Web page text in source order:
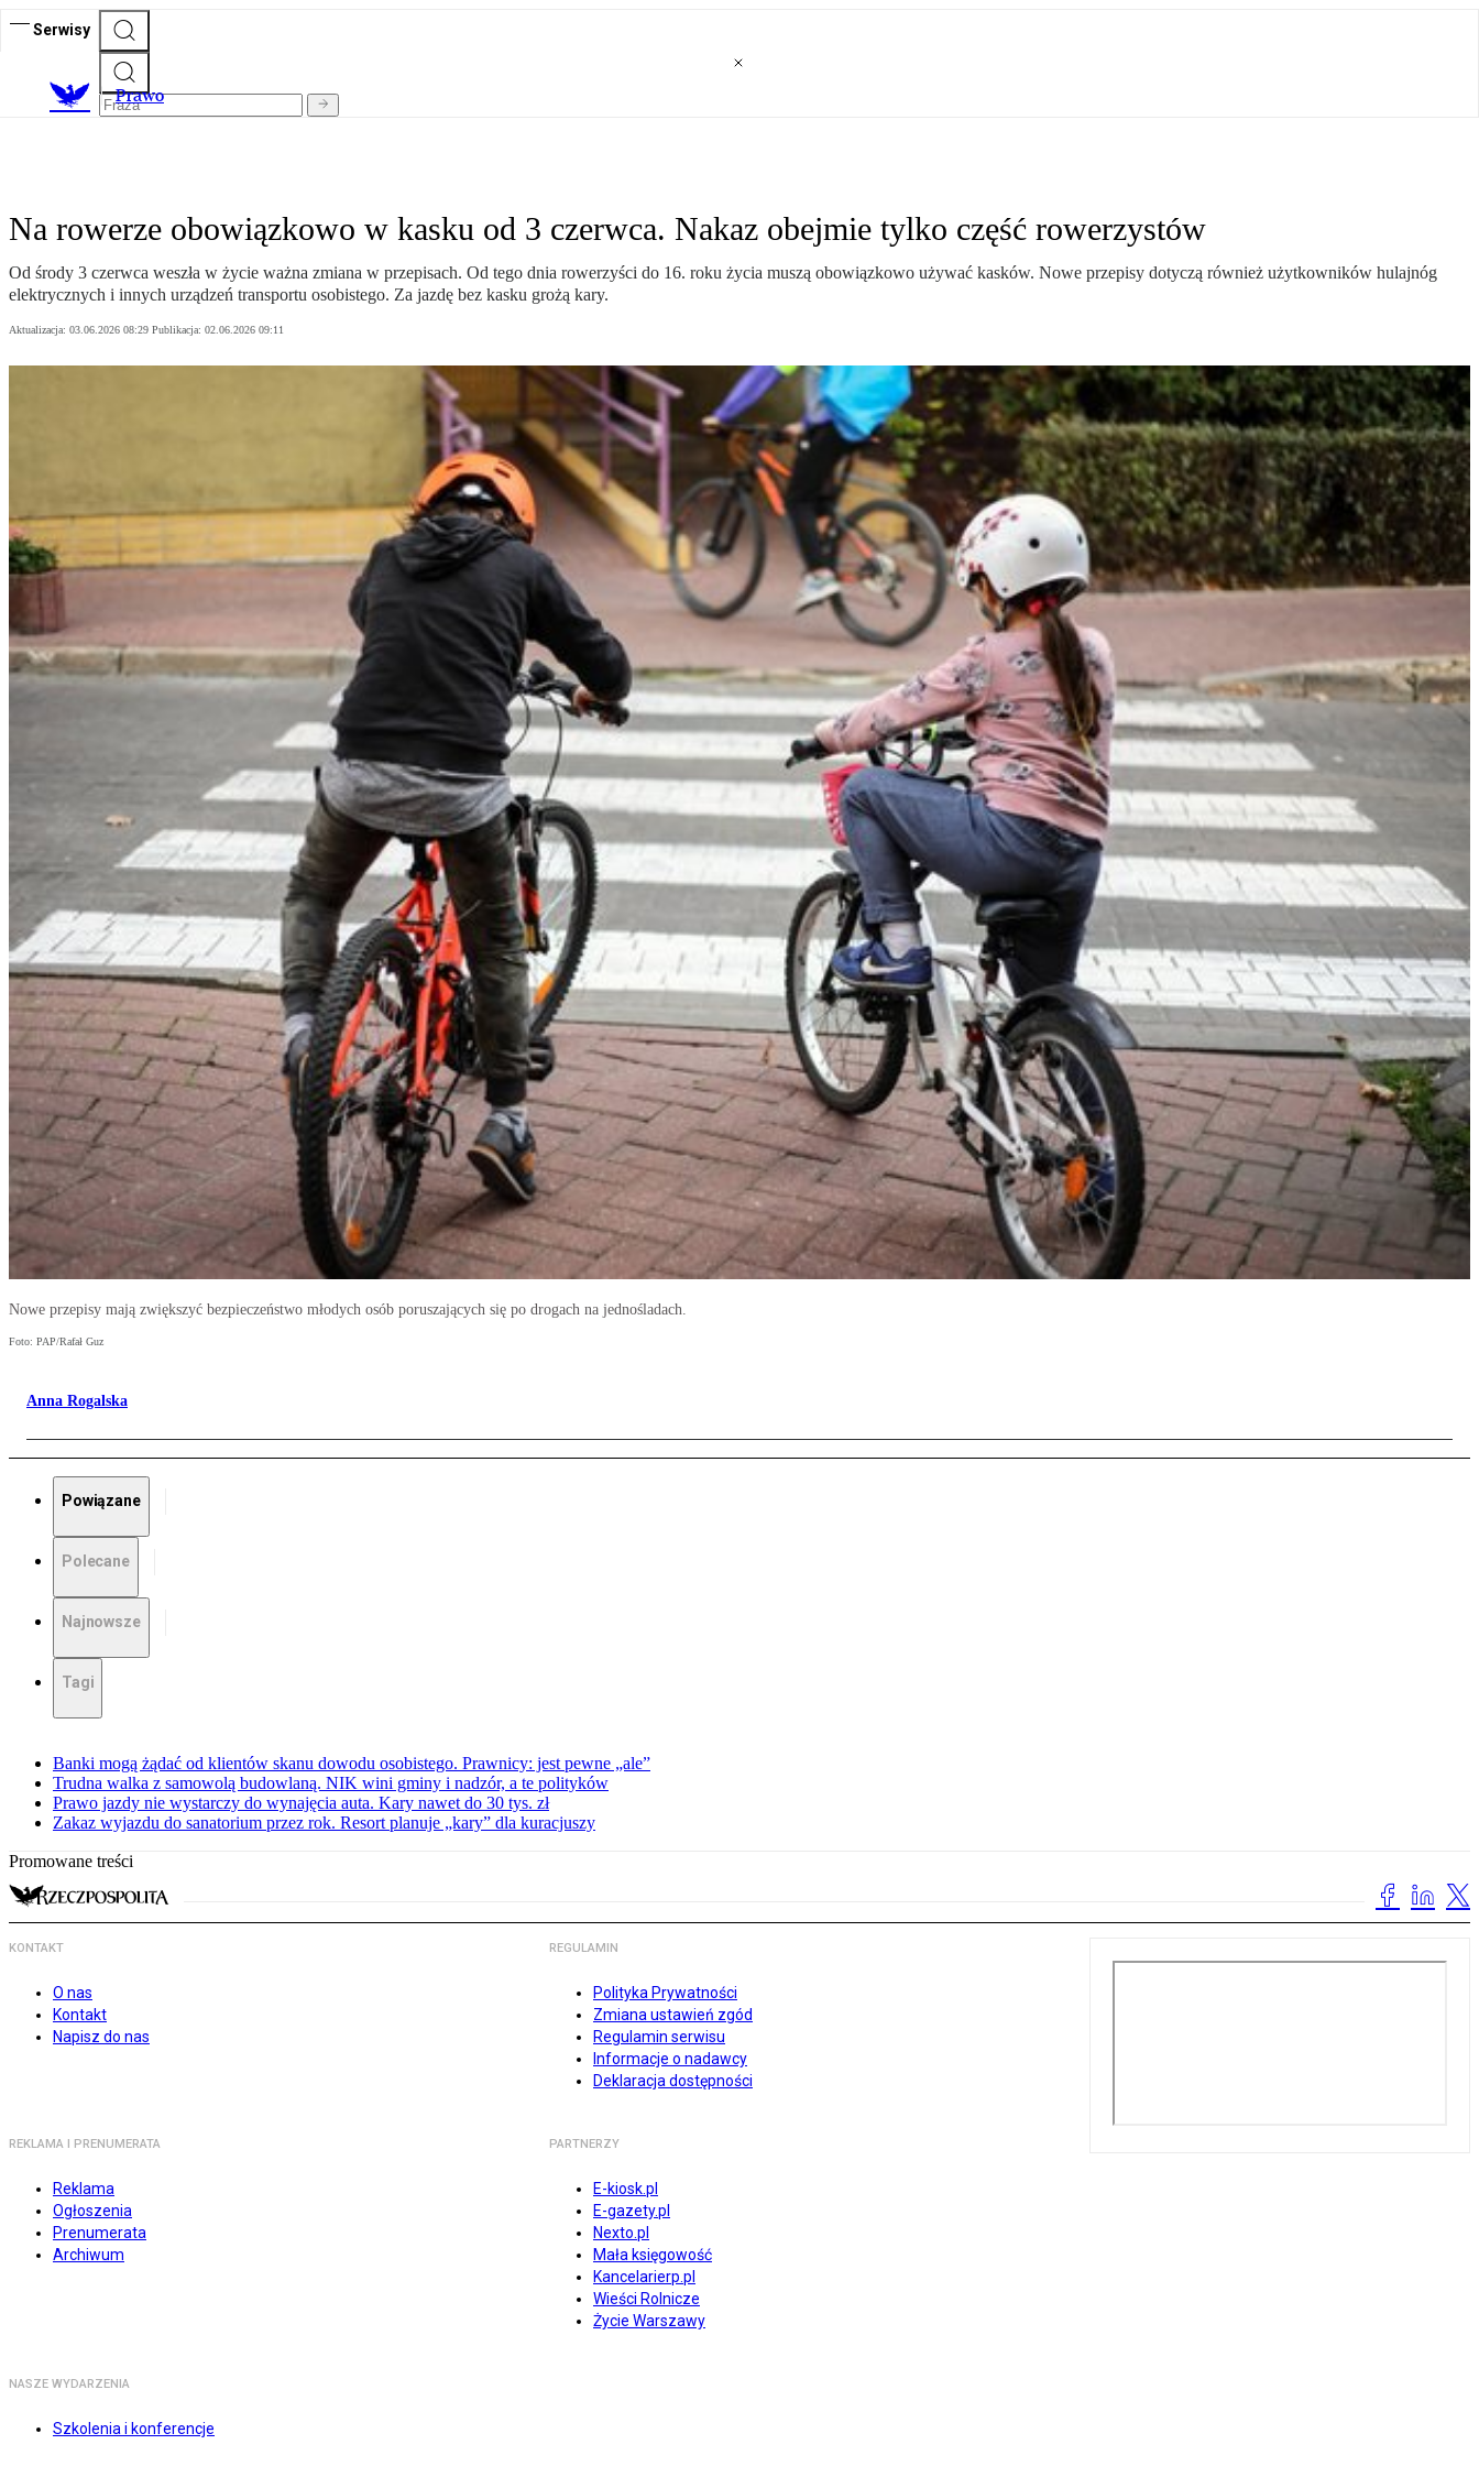
Serwisy
Prawo
Na rowerze obowiązkowo w kasku od 3 czerwca. Nakaz obejmie tylko część rowerzystów
Od środy 3 czerwca weszła w życie ważna zmiana w przepisach. Od tego dnia rowerzyści do 16. roku życia muszą obowiązkowo używać kasków. Nowe przepisy dotyczą również użytkowników hulajnóg
elektrycznych i innych urządzeń transportu osobistego. Za jazdę bez kasku grożą kary.
Aktualizacja: 03.06.2026 08:29 Publikacja: 02.06.2026 09:11
Nowe przepisy mają zwiększyć bezpieczeństwo młodych osób poruszających się po drogach na jednośladach.
Foto: PAP/Rafał Guz
Anna Rogalska
Powiązane
Polecane
Najnowsze
Tagi
Banki mogą żądać od klientów skanu dowodu osobistego. Prawnicy: jest pewne „ale”
Trudna walka z samowolą budowlaną. NIK wini gminy i nadzór, a te polityków
Prawo jazdy nie wystarczy do wynajęcia auta. Kary nawet do 30 tys. zł
Zakaz wyjazdu do sanatorium przez rok. Resort planuje „kary” dla kuracjuszy
Promowane treści
KONTAKT
O nas
Kontakt
Napisz do nas
REGULAMIN
Polityka Prywatności
Zmiana ustawień zgód
Regulamin serwisu
Informacje o nadawcy
Deklaracja dostępności
REKLAMA I PRENUMERATA
Reklama
Ogłoszenia
Prenumerata
Archiwum
PARTNERZY
E-kiosk.pl
E-gazety.pl
Nexto.pl
Mała księgowość
Kancelarierp.pl
Wieści Rolnicze
Życie Warszawy
NASZE WYDARZENIA
Szkolenia i konferencje